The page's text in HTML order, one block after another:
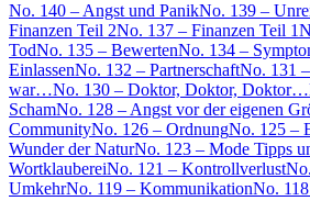
No. 140 – Angst und PanikNo. 139 –
Finanzen Teil 2No. 137 – Finanzen Teil 1
TodNo. 135 – BewertenNo. 134 –
EinlassenNo. 132 – PartnerschaftNo. 131
war…No. 130 – Doktor, Doktor, Doktor…
SchamNo. 128 – Angst vor der eigenen
CommunityNo. 126 – OrdnungNo. 125 –
Wunder der NaturNo. 123 – Mode Tipps
WortklaubereiNo. 121 – Kontrollverlust
UmkehrNo. 119 – KommunikationNo.